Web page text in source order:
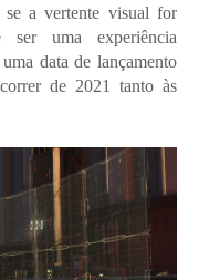
se a vertente visual for
ser uma experiência
data de lançamento
de 2021 tanto às